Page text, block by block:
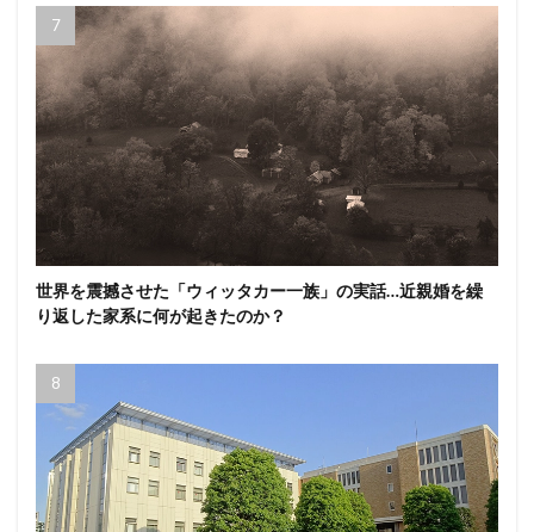
世界を震撼させた「ウィッタカー一族」の実話…近親婚を繰
り返した家系に何が起きたのか？